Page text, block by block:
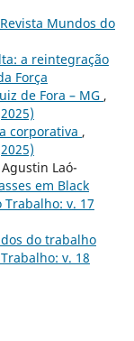
Revista Mundos do
a reintegração
Força
de Fora – MG ,
corporativa ,
Laó-
em Black
Trabalho: v. 17
do trabalho
v. 18